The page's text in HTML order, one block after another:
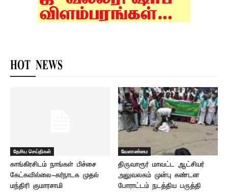
HOT NEWS
தேசிய செய்திகள்
காங்கிரசிடம் நாங்கள் பிச்சை
கேட்கவில்லை-கர்நாடக முதல்
மந்திரி குமாரசாமி
வேளாண்மை
திருவாரூர் மாவட்ட ஆட்சியர்
அலுவலகம் முன்பு கண்டன
போராட்டம் நடத்திய பருத்தி